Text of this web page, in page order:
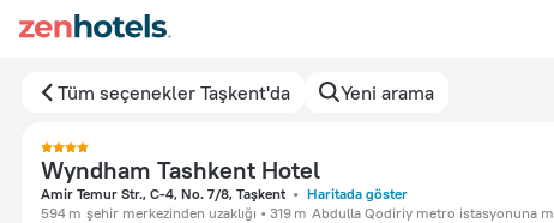
Tüm seçenekler Taşkent'da Yeni arama
Wyndham Tashkent Hotel
Amir Temur Str., C-4, No. 7/8, Taşkent
Haritada göster
594 m şehir merkezinden uzaklığı 319 m Abdulla Qodiriy metro istasyonuna